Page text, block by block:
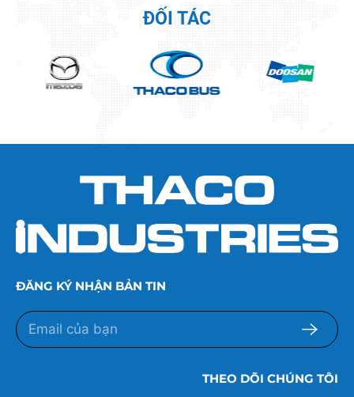
ĐỐI TÁC
ĐĂNG KÝ NHẬN BẢN TIN
THEO DÕI CHÚNG TÔI